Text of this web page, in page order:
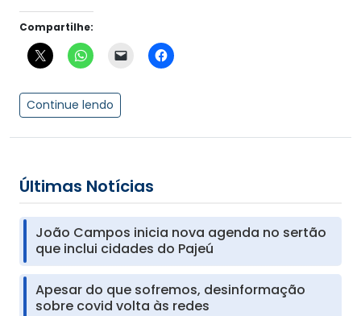
Compartilhe:
Continue lendo
Últimas Notícias
João Campos inicia nova agenda no sertão
que inclui cidades do Pajeú
Apesar do que sofremos, desinformação
sobre covid volta às redes